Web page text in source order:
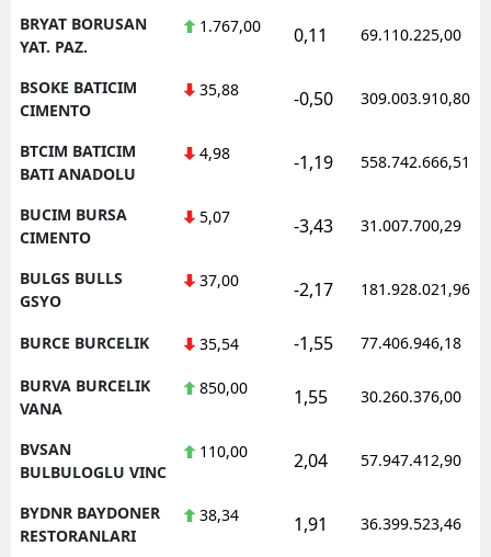
BRYAT BORUSAN
YAT. PAZ.
1.767,00 0,11 69.110.225,00
BSOKE BATICIM
CIMENTO
35,88 -0,50 309.003.910,80
BTCIM BATICIM
BATI ANADOLU
4,98 -1,19 558.742.666,51
BUCIM BURSA
CIMENTO
5,07 -3,43 31.007.700,29
BULGS BULLS
GSYO
37,00 -2,17 181.928.021,96
BURCE BURCELIK 35,54 -1,55 77.406.946,18
BURVA BURCELIK
VANA
850,00 1,55 30.260.376,00
BVSAN
BULBULOGLU VINC
110,00 2,04 57.947.412,90
BYDNR BAYDONER
RESTORANLARI
38,34 1,91 36.399.523,46